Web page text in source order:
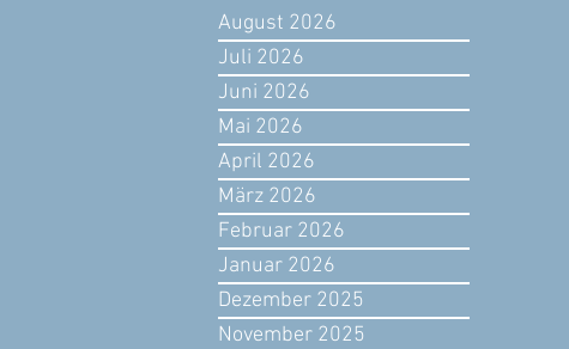
August 2026
Juli 2026
Juni 2026
Mai 2026
April 2026
März 2026
Februar 2026
Januar 2026
Dezember 2025
November 2025